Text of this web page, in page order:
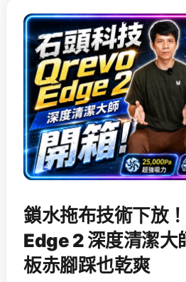
鎖水拖布技術下放
Edge 2 深度清潔大
板赤腳踩也乾爽